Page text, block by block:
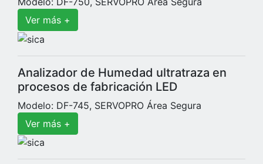
Ver más +
Analizador de Humedad ultratraza en
procesos de fabricación LED
Modelo: DF-745, SERVOPRO Área Segura
Ver más +